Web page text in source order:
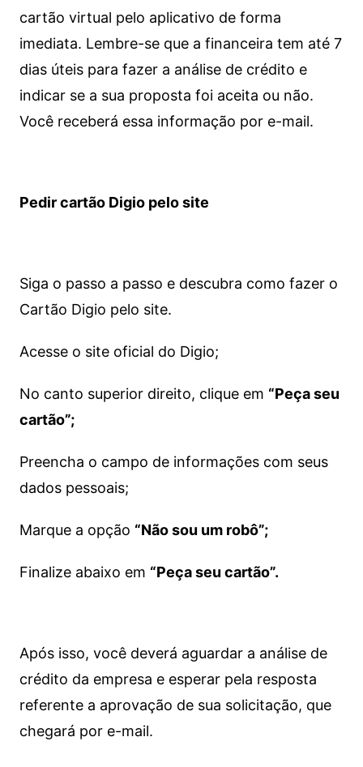
cartão virtual pelo aplicativo de forma
imediata. Lembre-se que a financeira tem até 7
dias úteis para fazer a análise de crédito e
indicar se a sua proposta foi aceita ou não.
Você receberá essa informação por e-mail.
Pedir cartão Digio pelo site
Siga o passo a passo e descubra como fazer o
Cartão Digio pelo site.
Acesse o site oficial do Digio;
No canto superior direito, clique em “Peça seu
cartão”;
Preencha o campo de informações com seus
dados pessoais;
Marque a opção “Não sou um robô”;
Finalize abaixo em “Peça seu cartão”.
Após isso, você deverá aguardar a análise de
crédito da empresa e esperar pela resposta
referente a aprovação de sua solicitação, que
chegará por e-mail.